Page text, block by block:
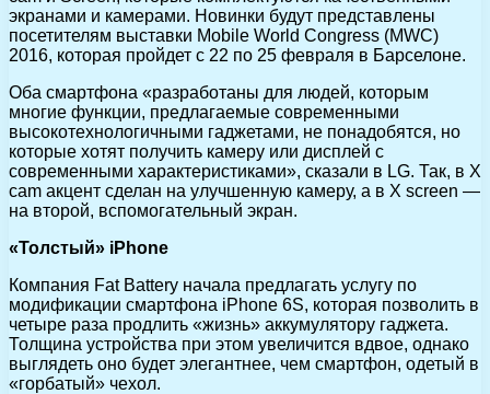
экранами и камерами. Новинки будут представлены
посетителям выставки Mobile World Congress (MWC)
2016, которая пройдет с 22 по 25 февраля в Барселоне.
Оба смартфона «разработаны для людей, которым
многие функции, предлагаемые современными
высокотехнологичными гаджетами, не понадобятся, но
которые хотят получить камеру или дисплей с
современными характеристиками», сказали в LG. Так, в X
cam акцент сделан на улучшенную камеру, а в X screen —
на второй, вспомогательный экран.
«Толстый» iPhone
Компания Fat Battery начала предлагать услугу по
модификации смартфона iPhone 6S, которая позволить в
четыре раза продлить «жизнь» аккумулятору гаджета.
Толщина устройства при этом увеличится вдвое, однако
выглядеть оно будет элегантнее, чем смартфон, одетый в
«горбатый» чехол.